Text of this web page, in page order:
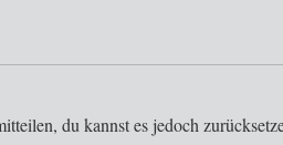
du kannst es jedoch